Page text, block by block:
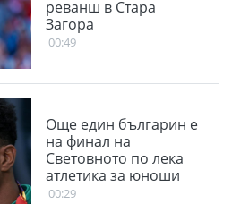
реванш в Стара
Загора
00:49
Още един българин е
на финал на
Световното по лека
атлетика за юноши
00:29